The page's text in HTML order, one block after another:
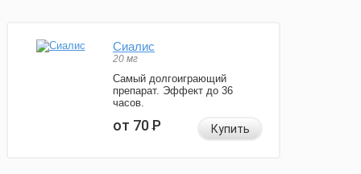
Сиалис
20 мг
Самый долгоиграющий
препарат. Эффект до 36
часов.
от 70Р Купить